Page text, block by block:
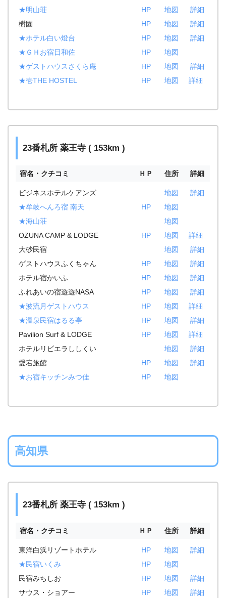
★明山荘
HP 地図
詳細
樹園
HP 地図
詳細
★ホテル白い燈台
HP 地図
詳細
★ＧＨお宿日和佐
HP
地図
★ゲストハウスさくら庵
HP 地図
詳細
★壱THE HOSTEL
HP 地図 詳細
23番札所 薬王寺 ( 153km )
宿名・クチコミ ＨＰ 住所 詳細
ビジネスホテルケアンズ 地図
詳細
★牟岐へんろ宿 南天
HP
地図
★海山荘
地図
OZUNA CAMP & LODGE
HP 地図
詳細
大砂民宿
地図
詳細
ゲストハウスふくちゃん
HP 地図
詳細
ホテル宿かいふ
HP 地図
詳細
ふれあいの宿遊遊NASA
HP 地図
詳細
★波流月ゲストハウス
HP 地図
詳細
★温泉民宿はるる亭
HP 地図
詳細
Pavilion Surf & LODGE
HP 地図
詳細
ホテルリビエラししくい
地図
詳細
愛宕旅館
HP 地図
詳細
★お宿キッチンみつ佳
HP 地図
高知県
23番札所 薬王寺 ( 153km )
宿名・クチコミ ＨＰ 住所 詳細
東洋白浜リゾートホテル HP 地図
詳細
★民宿いくみ
HP
地図
民宿みちしお
HP 地図
詳細
サウス・ショアー
HP 地図 詳細